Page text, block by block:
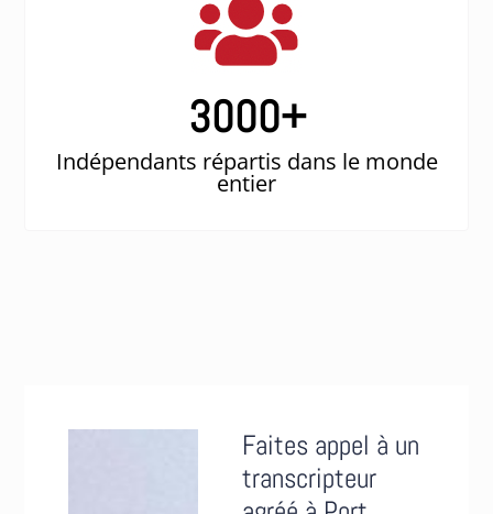
3000+
Indépendants répartis dans le monde
entier
Faites appel à un
transcripteur